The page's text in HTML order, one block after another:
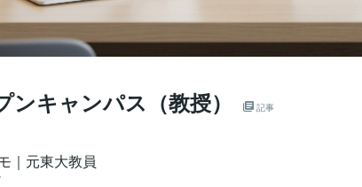
ンキャンパス（教授） 記事
｜元東大教員